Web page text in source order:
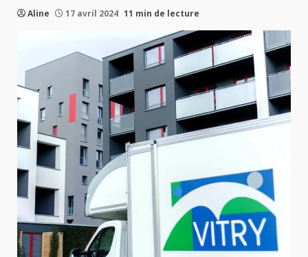
Aline 17 avril 2024 11 min de lecture